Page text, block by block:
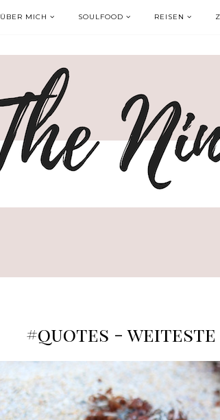
ÜBER MICH SOULFOOD REISEN
#quotes - weiteste